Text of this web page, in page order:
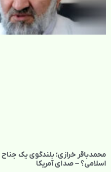
محمدباقر خرازی؛ بلندگوی یک
اسلامی؟ – صدای آمریکا